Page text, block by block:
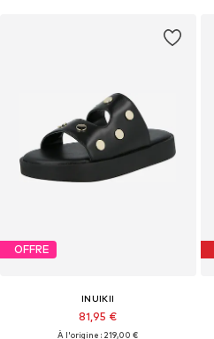
OFFRE
INUIKII
81,95 €
À l'origine : 219,00 €